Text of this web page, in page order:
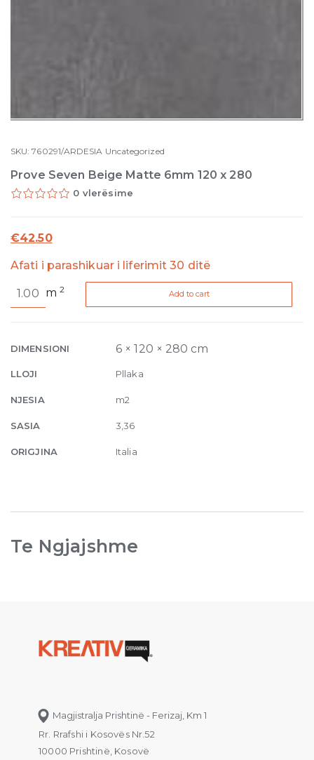
SKU:760291/ARDESIA Uncategorized
Prove Seven Beige Matte 6mm 120 x 280
0 vlerësime
€42.50
Afati i parashikuar i liferimit 30 ditë
Seven
6mm
x
280
m2 Add to cart
DIMENSIONI 6 × 120 × 280 cm
LLOJI Pllaka
NJESIA m2
SASIA 3,36
ORIGJINA Italia
Te Ngjajshme
Magjistralja Prishtinë - Ferizaj, Km 1
Rr. Rrafshi i Kosovës Nr.52
10000 Prishtinë, Kosovë